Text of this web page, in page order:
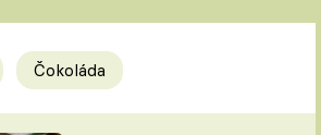
Prima LAJK
Čokoláda